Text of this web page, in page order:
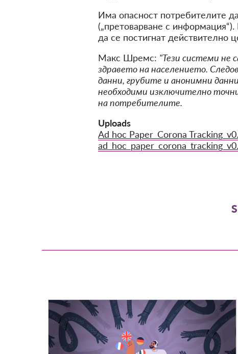
Има опасност потребителите
(„претоварване с
да се постигнат действително
Макс Шремс: "Тези системи не
здравето на населението.
данни, грубите и анонимни
необходими изключително
на потребителите.
Uploads
Ad hoc Paper_Corona